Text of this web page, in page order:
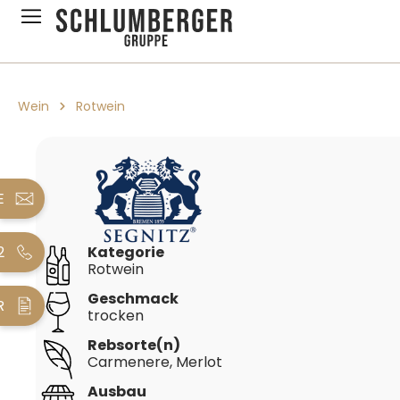
Zur Hauptnavigation springen
Wein Rotwein
Ausbau
Geschmack
trocken
Kategorie
Rotwein
Rebsorte(n)
Carmenere, Merlot